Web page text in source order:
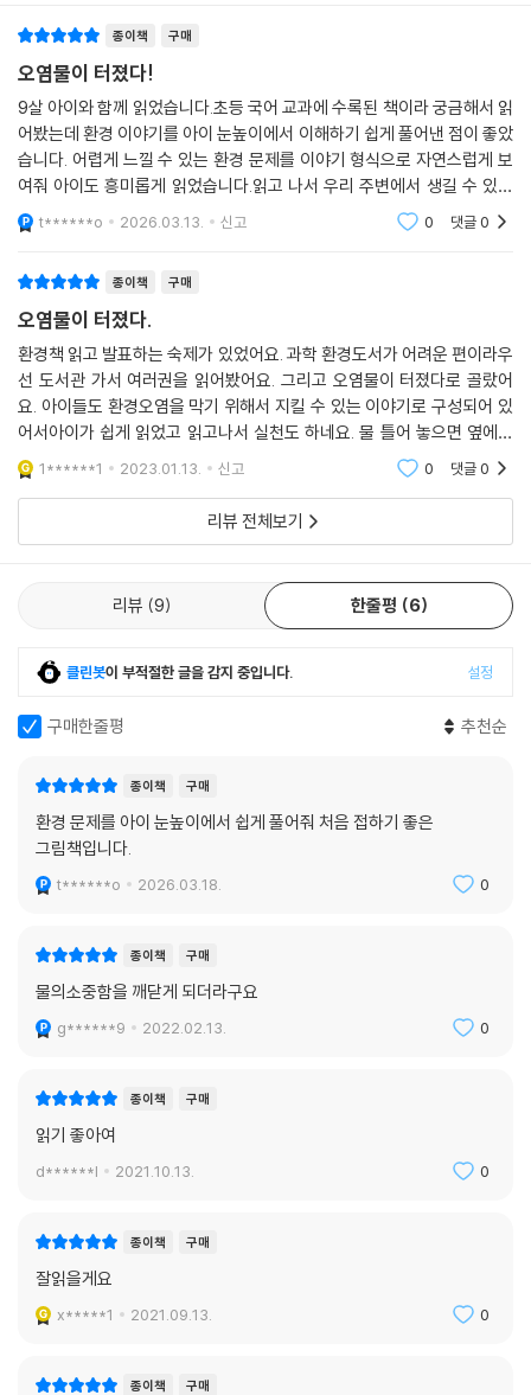
종이책 구매
오염물이 터졌다!
9살 아이와 함께 읽었습니다.초등 국어 교과에 수록된 책이라 궁금해서 읽
어봤는데 환경 이야기를 아이 눈높이에서 이해하기 쉽게 풀어낸 점이 좋았
습니다. 어렵게 느낄 수 있는 환경 문제를 이야기 형식으로 자연스럽게 보
여줘 아이도 흥미롭게 읽었습니다.읽고 나서 우리 주변에서 생길 수 있는
환경 문제에 대해 대화를 나누게 되는 점도 의미 있었습니다.교과 수록 도
서라 그런지 판
t******o 2026.03.13. 신고 0 댓글0
종이책 구매
오염물이 터졌다.
환경책 읽고 발표하는 숙제가 있었어요. 과학 환경도서가 어려운 편이라우
선 도서관 가서 여러권을 읽어봤어요. 그리고 오염물이 터졌다로 골랐어
요. 아이들도 환경오염을 막기 위해서 지킬 수 있는 이야기로 구성되어 있
어서아이가 쉽게 읽었고 읽고나서 실천도 하네요. 물 틀어 놓으면 옆에서
잔소리도 하고 ㅎㅎㅎ아이들이 쉽게 읽고 기억 할 수 있는 구성이라 좋아
요
1******1 2023.01.13. 신고 0 댓글0
리뷰 전체보기
리뷰 9 한줄평 6
클린봇이 부적절한 글을 감지 중입니다. 설정
구매한줄평 추천순
종이책 구매
환경 문제를 아이 눈높이에서 쉽게 풀어줘 처음 접하기 좋은
그림책입니다.
t******o 2026.03.18. 0
종이책 구매
물의소중함을 깨닫게 되더라구요
g******9 2022.02.13. 0
종이책 구매
읽기 좋아여
d******l 2021.10.13. 0
종이책 구매
잘읽을게요
x*****1 2021.09.13. 0
종이책 구매